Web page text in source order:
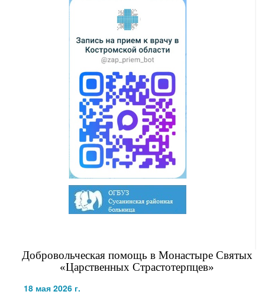
Добровольческая помощь в Монастыре Святых
«Царственных Страстотерпцев»
18 мая 2026 г.